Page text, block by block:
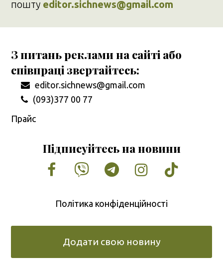
пошту editor.sichnews@gmail.com
З питань реклами на сайті або
співпраці звертайтесь:
editor.sichnews@gmail.com
(093)377 00 77
Прайс
Підписуйтесь на новини
Facebook
VimeoTumblrInstagram
Tiktok
Політика конфіденційності
Додати свою новину